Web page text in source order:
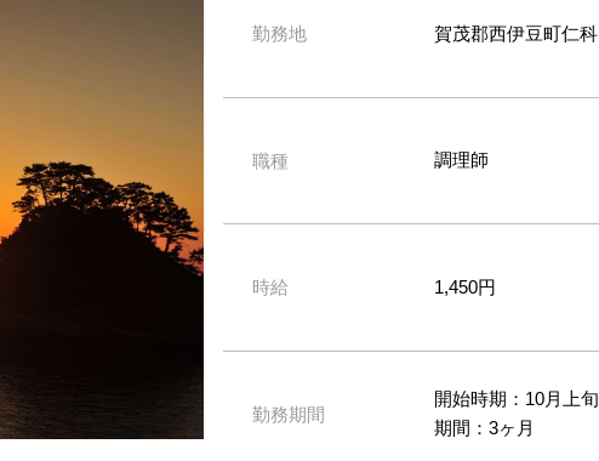
勤務地 賀茂郡西伊豆町仁科
職種 調理師
時給 1,450円
勤務期間
開始時期：10月上旬
期間：3ヶ月